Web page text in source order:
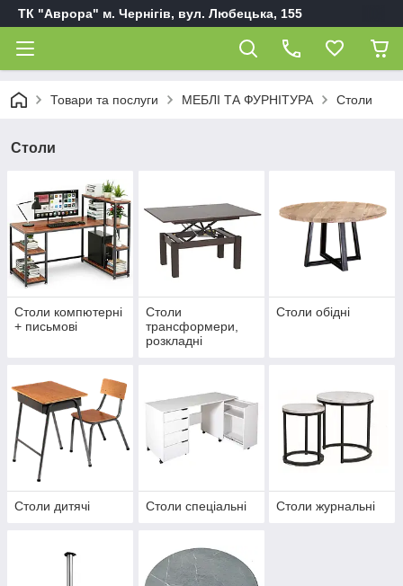
ТК "Аврора" м. Чернігів, вул. Любецька, 155
Товари та послуги МЕБЛІ ТА ФУРНІТУРА Столи
Столи
Столи компютерні
+ письмові
Столи
трансформери,
розкладні
Столи обідні
Столи дитячі Столи спеціальні Столи журнальні